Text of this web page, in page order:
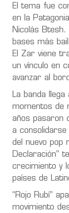
El tema fue
en la
Nicolás Btesh.
bases más
El Zar viene
un vínculo en
avanzar al
La banda
momentos de
años pasaron
a
del nuevo pop
Declaración”
crecimiento y
países de
“Rojo Rubí”
movimiento